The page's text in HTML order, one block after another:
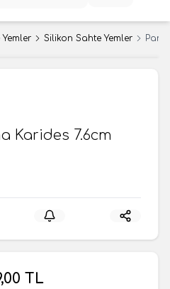
Silikon Sahte Yemler
Karides 7.6cm
TL